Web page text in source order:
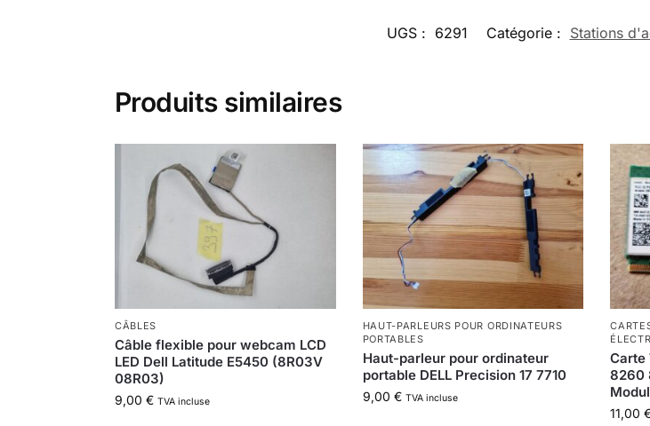
UGS : 6291 Catégorie : Stations
Produits similaires
CÂBLES
Câble flexible pour webcam LCD
LED Dell Latitude E5450 (8R03V
08R03)
9,00 € TVA incluse
HAUT-PARLEURS POUR ORDINATEURS
PORTABLES
Haut-parleur pour ordinateur
portable DELL Precision 17 7710
9,00 € TVA incluse
Carte
8260
11,00